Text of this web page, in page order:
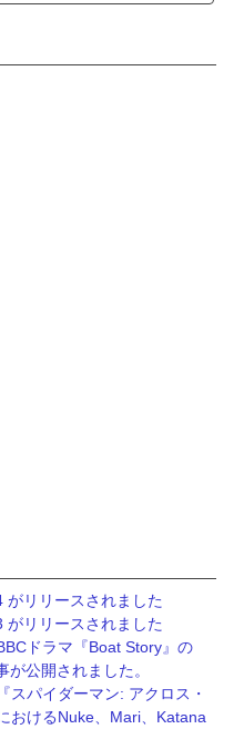
リリースされました
リリースされました
ドラマ『Boat Story』の
公開されました。
スパイダーマン: アクロス・
おけるNuke、Mari、Katana